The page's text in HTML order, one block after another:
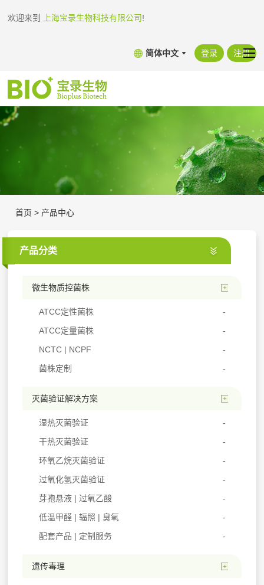
欢迎来到 上海宝录生物科技有限公司!
简体中文 登录 注册
首页 > 产品中心
产品分类
微生物质控菌株
ATCC定性菌株
ATCC定量菌株
NCTC | NCPF
菌株定制
灭菌验证解决方案
湿热灭菌验证
干热灭菌验证
环氧乙烷灭菌验证
过氧化氢灭菌验证
芽孢悬液 | 过氧乙酸
低温甲醛 | 辐照 | 臭氧
配套产品 | 定制服务
遗传毒理